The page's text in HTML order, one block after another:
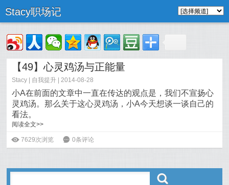
Stacy职场记
【49】心灵鸡汤与正能量
Stacy 自我提升 | 2014-08-28
小A在前面的文章中一直在传达的观点是，我们不宣扬心
灵鸡汤。那么关于这心灵鸡汤，小A今天想谈一谈自己的
看法。
阅读全文>>
ė 7629次浏览 6 0条评论
ő